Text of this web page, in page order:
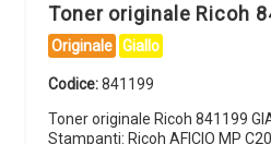
Toner originale Ricoh
Originale Giallo
Codice:841199
Toner originale Ricoh 841199
Stampanti: Ricoh AFICIO MP